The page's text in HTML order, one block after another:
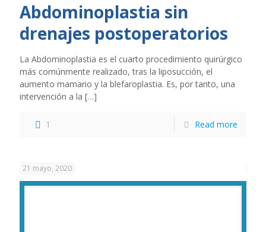
Abdominoplastia sin
drenajes postoperatorios
La Abdominoplastia es el cuarto procedimiento quirúrgico
más comúnmente realizado, tras la liposucción, el
aumento mamario y la blefaroplastia. Es, por tanto, una
intervención a la […]
1 Read more
21 mayo, 2020